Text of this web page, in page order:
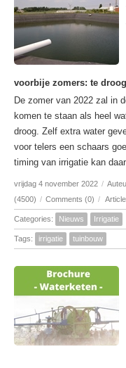
voorbije zomers: te
De zomer van 2022 zal in
komen te staan als heel
droog. Zelf extra water
voor telers een schaars
timing van irrigatie kan
vrijdag 4 november 2022 /
(4500) / Comments (0) /
Categories: Nieuws Irrigatie
Tags: irrigatie tuinbouw